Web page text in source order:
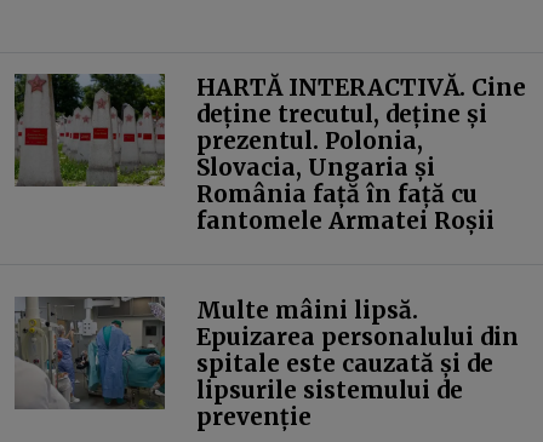
HARTĂ INTERACTIVĂ. Cine
deține trecutul, deține și
prezentul. Polonia,
Slovacia, Ungaria și
România față în față cu
fantomele Armatei Roșii
Multe mâini lipsă.
Epuizarea personalului din
spitale este cauzată și de
lipsurile sistemului de
prevenție